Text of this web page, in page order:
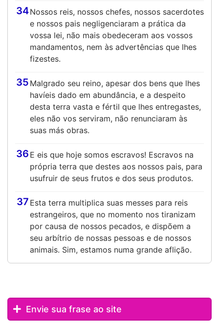
34Nossos reis, nossos chefes, nossos sacerdotes
e nossos pais negligenciaram a prática da
vossa lei, não mais obedeceram aos vossos
mandamentos, nem às advertências que lhes
fizestes.
35 Malgrado seu reino, apesar dos bens que lhes
havíeis dado em abundância, e a despeito
desta terra vasta e fértil que lhes entregastes,
eles não vos serviram, não renunciaram às
suas más obras.
36 E eis que hoje somos escravos! Escravos na
própria terra que destes aos nossos pais, para
usufruir de seus frutos e dos seus produtos.
37 Esta terra multiplica suas messes para reis
estrangeiros, que no momento nos tiranizam
por causa de nossos pecados, e dispõem a
seu arbítrio de nossas pessoas e de nossos
animais. Sim, estamos numa grande aflição.
Envie sua frase ao site